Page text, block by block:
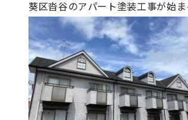
葵区沓谷のアパート塗装工事が始ま